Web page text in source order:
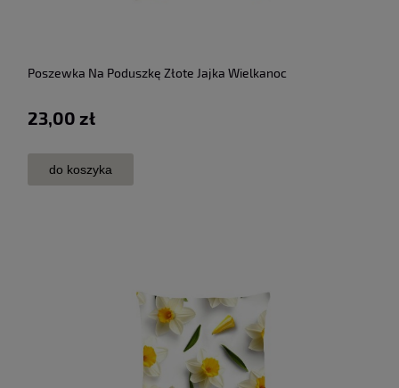
Poszewka Na Poduszkę Złote Jajka Wielkanoc
23,00 zł
do koszyka